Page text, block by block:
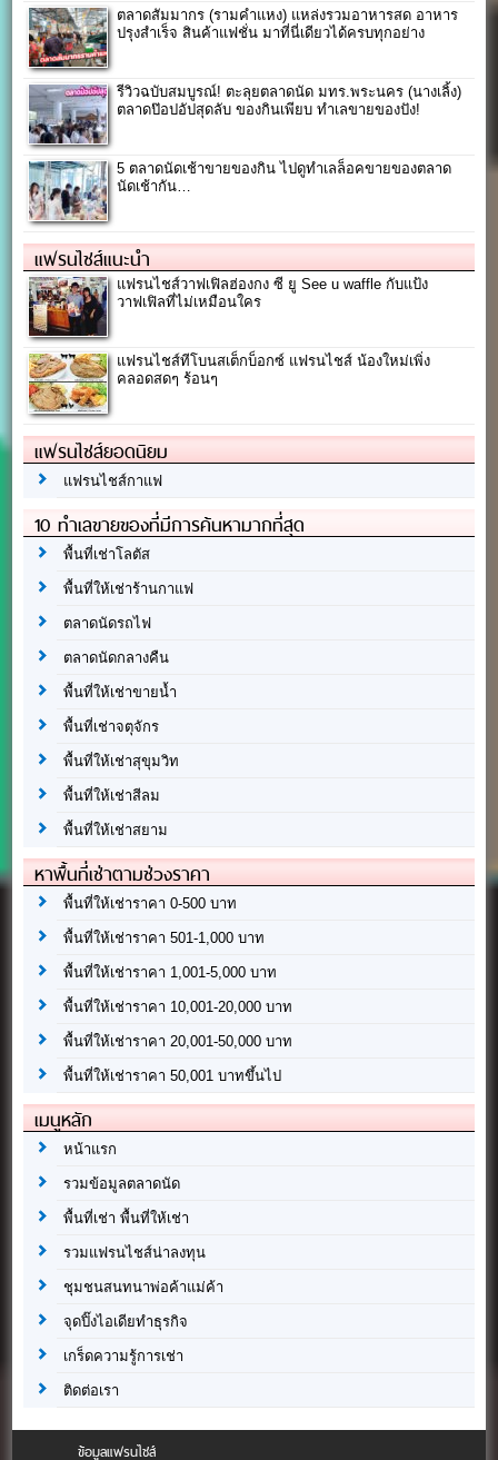
ตลาดสัมมากร (รามคำแหง) แหล่งรวมอาหารสด อาหาร
ปรุงสำเร็จ สินค้าแฟชั่น มาที่นี่เดียวได้ครบทุกอย่าง
รีวิวฉบับสมบูรณ์! ตะลุยตลาดนัด มทร.พระนคร (นางเลิ้ง)
ตลาดป๊อปอัปสุดลับ ของกินเพียบ ทำเลขายของปัง!
5 ตลาดนัดเช้าขายของกิน ไปดูทำเลล็อคขายของตลาด
นัดเช้ากัน…
แฟรนไชส์แนะนำ
แฟรนไชส์วาฟเฟิลฮ่องกง ซี ยู See u waffle กับแป้ง
วาฟเฟิลที่ไม่เหมือนใคร
แฟรนไชส์ทีโบนสเต็กบ็อกซ์ แฟรนไชส์ น้องใหม่เพิ่ง
คลอดสดๆ ร้อนๆ
แฟรนไชส์ยอดนิยม
แฟรนไชส์กาแฟ
10 ทำเลขายของที่มีการค้นหามากที่สุด
พื้นที่เช่าโลตัส
พื้นที่ให้เช่าร้านกาแฟ
ตลาดนัดรถไฟ
ตลาดนัดกลางคืน
พื้นที่ให้เช่าขายน้ำ
พื้นที่เช่าจตุจักร
พื้นที่ให้เช่าสุขุมวิท
พื้นที่ให้เช่าสีลม
พื้นที่ให้เช่าสยาม
หาพื้นที่เช่าตามช่วงราคา
พื้นที่ให้เช่าราคา 0-500 บาท
พื้นที่ให้เช่าราคา 501-1,000 บาท
พื้นที่ให้เช่าราคา 1,001-5,000 บาท
พื้นที่ให้เช่าราคา 10,001-20,000 บาท
พื้นที่ให้เช่าราคา 20,001-50,000 บาท
พื้นที่ให้เช่าราคา 50,001 บาทขึ้นไป
เมนูหลัก
หน้าแรก
รวมข้อมูลตลาดนัด
พื้นที่เช่า พื้นที่ให้เช่า
รวมแฟรนไชส์น่าลงทุน
ชุมชนสนทนาพ่อค้าแม่ค้า
จุดปิ๊งไอเดียทำธุรกิจ
เกร็ดความรู้การเช่า
ติดต่อเรา
ข้อมูลแฟรนไชส์